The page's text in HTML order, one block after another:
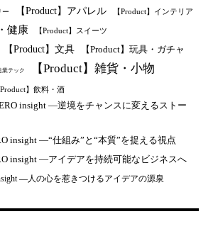
ー 【Product】アパレル 【Product】インテリア
健康 【Product】スイーツ
【Product】文具 【Product】玩具・ガチャ
業テック 【Product】雑貨・小物
Product】飲料・酒
insight —逆境をチャンスに変えるストー
insight —“仕組み”と“本質”を捉える視点
insight —アイデアを持続可能なビジネスへ
—人の心を惹きつけるアイデアの源泉